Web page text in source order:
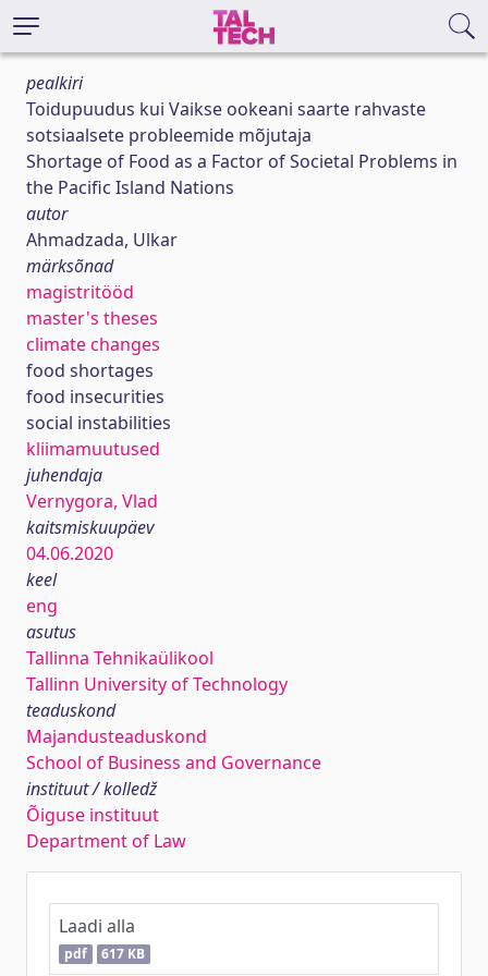
pealkiri
Toidupuudus kui Vaikse ookeani saarte rahvaste
sotsiaalsete probleemide mõjutaja
Shortage of Food as a Factor of Societal Problems in
the Pacific Island Nations
autor
Ahmadzada, Ulkar
märksõnad
magistritööd
master's theses
climate changes
food shortages
food insecurities
social instabilities
kliimamuutused
juhendaja
Vernygora, Vlad
kaitsmiskuupäev
04.06.2020
keel
eng
asutus
Tallinna Tehnikaülikool
Tallinn University of Technology
teaduskond
Majandusteaduskond
School of Business and Governance
instituut / kolledž
Õiguse instituut
Department of Law
Laadi alla
pdf 617 KB